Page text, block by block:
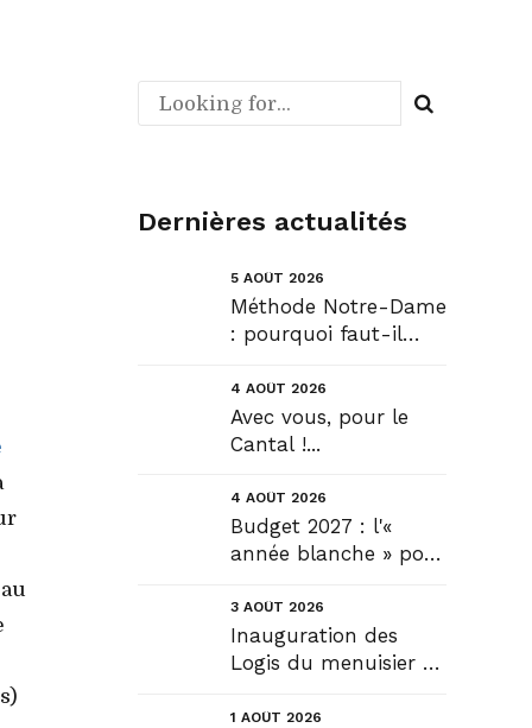
Dernières actualités
5 AOÛT 2026
Méthode Notre-Dame
: pourquoi faut-il
construire !? Allons
plus loin !...
4 AOÛT 2026
Avec vous, pour le
Cantal !...
4 AOÛT 2026
Budget 2027 : l'«
année blanche » pour
solution....
3 AOÛT 2026
Inauguration des
Logis du menuisier à
1 AOÛT 2026